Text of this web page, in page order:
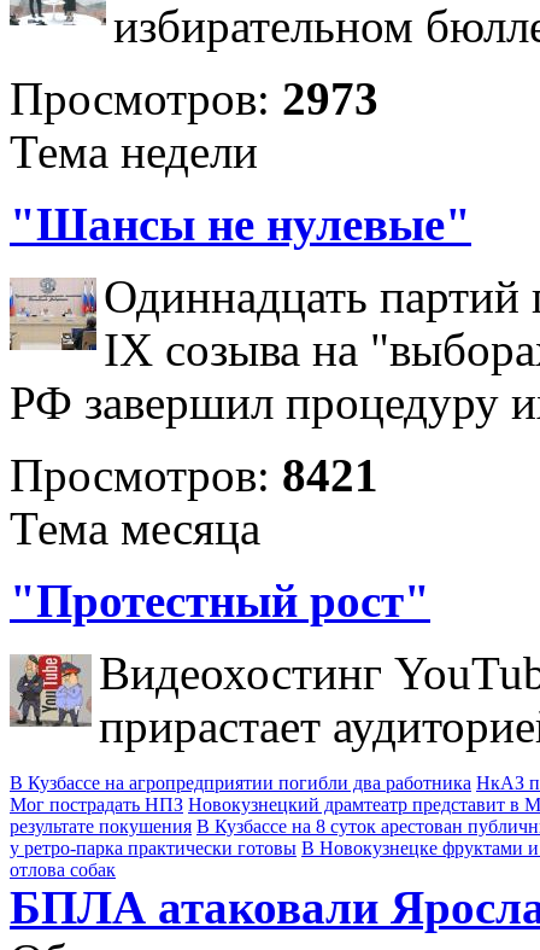
избирательном
Просмотров: 2973
Тема недели
"Шансы не нулевые"
Одиннадцать партий
IX созыва на
РФ завершил процедуру
Просмотров: 8421
Тема месяца
"Протестный рост"
Видеохостинг
прирастает
В Кузбассе на агропредприятии погибли два работника НкАЗ
Мог пострадать НПЗ Новокузнецкий драмтеатр представит в
результате покушения В Кузбассе на 8 суток арестован
у ретро-парка практически готовы В Новокузнецке фруктами
отлова собак
БПЛА атаковали